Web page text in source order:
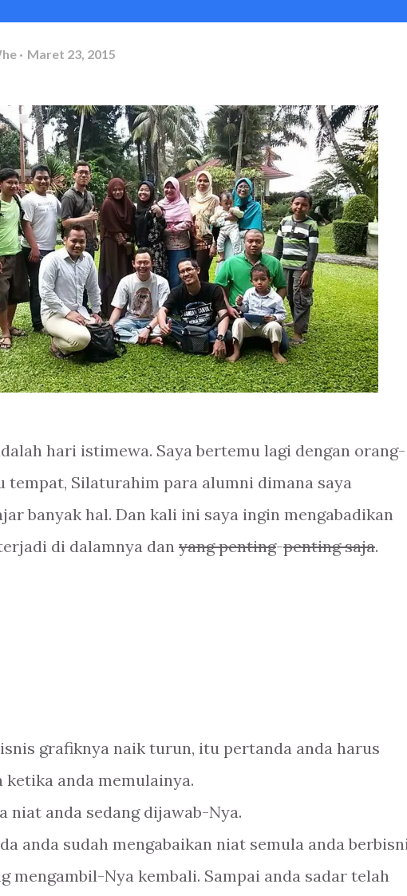
Maret 23, 2015
hari istimewa. Saya bertemu lagi dengan orang-
tempat, Silaturahim para alumni dimana saya
banyak hal. Dan kali ini saya ingin mengabadikan
di dalamnya dan yang penting-penting saja.
grafiknya naik turun, itu pertanda anda harus
anda memulainya.
niat anda sedang dijawab-Nya.
anda sudah mengabaikan niat semula anda
mengambil-Nya kembali. Sampai anda sadar telah